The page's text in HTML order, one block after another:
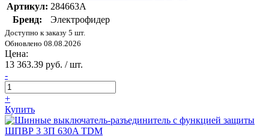
Артикул: 284663А
Бренд:
Электрофидер
Доступно к заказу 5 шт.
Обновлено 08.08.2026
Цена:
13 363.39 руб. / шт.
-
+
Купить